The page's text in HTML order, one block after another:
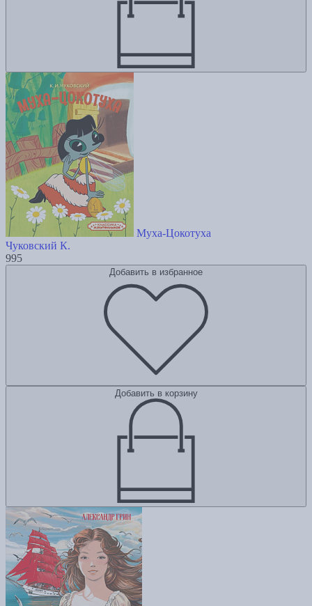
Муха-Цокотуха
Чуковский К.
995
Добавить в избранное
Добавить в корзину